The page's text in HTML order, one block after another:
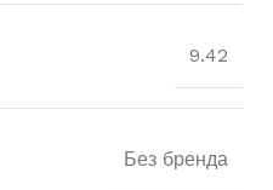
9.42
Без бренда